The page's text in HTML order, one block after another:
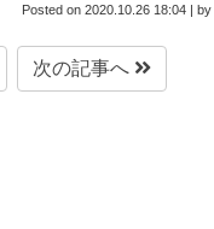
Posted on 2020.10.26 18:04 | by
次の記事へ